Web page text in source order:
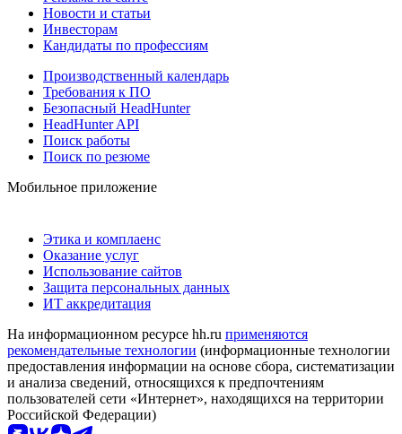
Новости и статьи
Инвесторам
Кандидаты по профессиям
Производственный календарь
Требования к ПО
Безопасный HeadHunter
HeadHunter API
Поиск работы
Поиск по резюме
Мобильное приложение
Этика и комплаенс
Оказание услуг
Использование сайтов
Защита персональных данных
ИТ аккредитация
На информационном ресурсе hh.ru применяются
рекомендательные технологии (информационные технологии
предоставления информации на основе сбора, систематизации
и анализа сведений, относящихся к предпочтениям
пользователей сети «Интернет», находящихся на территории
Российской Федерации)